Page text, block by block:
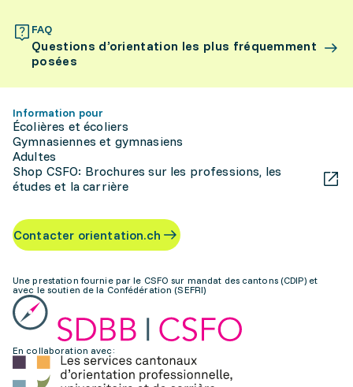
FAQ
Questions d’orientation les plus fréquemment
posées
Information pour
Écolières et écoliers
Gymnasiennes et gymnasiens
Adultes
Shop CSFO: Brochures sur les professions, les
études et la carrière
Contacter orientation.ch
Une prestation fournie par le CSFO sur mandat des cantons (CDIP) et
avec le soutien de la Confédération (SEFRI)
En collaboration avec: